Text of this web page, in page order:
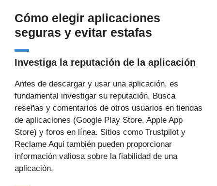
Cómo elegir aplicaciones
seguras y evitar estafas
Investiga la reputación de la aplicación
Antes de descargar y usar una aplicación, es
fundamental investigar su reputación. Busca
reseñas y comentarios de otros usuarios en tiendas
de aplicaciones (Google Play Store, Apple App
Store) y foros en línea. Sitios como Trustpilot y
Reclame Aqui también pueden proporcionar
información valiosa sobre la fiabilidad de una
aplicación.